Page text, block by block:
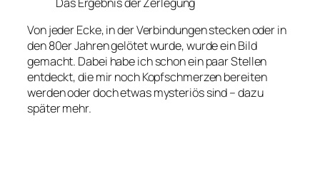
Von jeder Ecke, in der Verbindungen stecken oder in
den 80er Jahren gelötet wurde, wurde ein Bild
gemacht. Dabei habe ich schon ein paar Stellen
entdeckt, die mir noch Kopfschmerzen bereiten
werden oder doch etwas mysteriös sind – dazu
später mehr.